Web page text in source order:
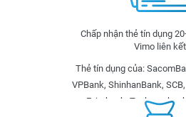
Chấp nhận thẻ tín dụng
Vimo liên kết
Thẻ tín dụng của:
VPBank, ShinhanBank,
Eximbank,